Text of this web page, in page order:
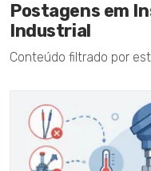
Postagens em
Industrial
Conteúdo filtrado por